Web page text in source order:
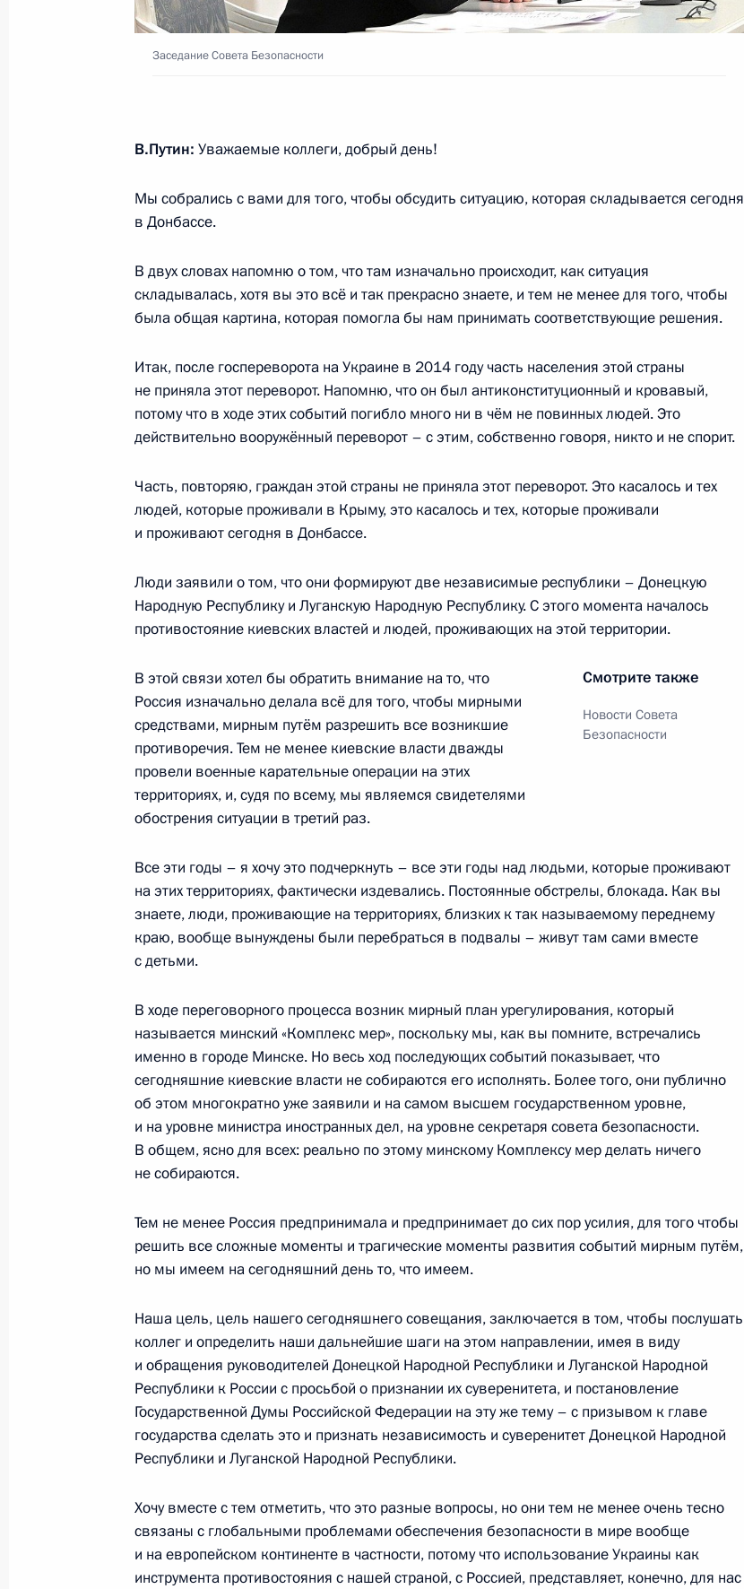
Госпрограммы по оказанию содействия добровольному
переселению соотечественников
Президент подписал указы о назначении членов Правительства
14 мая 2024 года, 21:25
Расширенное заседание коллегии МВД
2 апреля 2024 года, 15:00
Заседание Межведомственной комиссии по реализации
Госпрограммы по оказанию содействия переселению
15 декабря 2023 года, 18:00
Заседание Президиума Госсовета по вопросам развития
общественного транспорта
17 августа 2023 года, 21:10
Заседание Межведомственной комиссии по реализации
Госпрограммы по оказанию содействия переселению
соотечественников
26 мая 2023 года, 19:00
Совещание с постоянными членами Совета Безопасности
21 апреля 2023 года, 13:50
20 марта 2023 года, 14:40
Заседание Совета Безопасности
21 февраля 2022 года, 18:30
17 февраля 2022 года, 14:05
Расширенное заседание коллегии МВД России
3 марта 2021 года, 14:15
Заседание коллегии МВД России
26 февраля 2020 года, 14:45
Антон Вайно провёл заседание президиума Совета
по противодействию коррупции
Заседание Совета Безопасности
В.Путин: Уважаемые коллеги, добрый день!
Мы собрались с вами для того, чтобы обсудить ситуацию, которая складывается сегодня
в Донбассе.
В двух словах напомню о том, что там изначально происходит, как ситуация
складывалась, хотя вы это всё и так прекрасно знаете, и тем не менее для того, чтобы
была общая картина, которая помогла бы нам принимать соответствующие решения.
Итак, после госпереворота на Украине в 2014 году часть населения этой страны
не приняла этот переворот. Напомню, что он был антиконституционный и кровавый,
потому что в ходе этих событий погибло много ни в чём не повинных людей. Это
действительно вооружённый переворот – с этим, собственно говоря, никто и не спорит.
Часть, повторяю, граждан этой страны не приняла этот переворот. Это касалось и тех
людей, которые проживали в Крыму, это касалось и тех, которые проживали
и проживают сегодня в Донбассе.
Люди заявили о том, что они формируют две независимые республики – Донецкую
Народную Республику и Луганскую Народную Республику. С этого момента началось
противостояние киевских властей и людей, проживающих на этой территории.
Смотрите также
Новости Совета
Безопасности
В этой связи хотел бы обратить внимание на то, что
Россия изначально делала всё для того, чтобы мирными
средствами, мирным путём разрешить все возникшие
противоречия. Тем не менее киевские власти дважды
провели военные карательные операции на этих
территориях, и, судя по всему, мы являемся свидетелями
обострения ситуации в третий раз.
Все эти годы – я хочу это подчеркнуть – все эти годы над людьми, которые проживают
на этих территориях, фактически издевались. Постоянные обстрелы, блокада. Как вы
знаете, люди, проживающие на территориях, близких к так называемому переднему
краю, вообще вынуждены были перебраться в подвалы – живут там сами вместе
с детьми.
В ходе переговорного процесса возник мирный план урегулирования, который
называется минский «Комплекс мер», поскольку мы, как вы помните, встречались
именно в городе Минске. Но весь ход последующих событий показывает, что
сегодняшние киевские власти не собираются его исполнять. Более того, они публично
об этом многократно уже заявили и на самом высшем государственном уровне,
и на уровне министра иностранных дел, на уровне секретаря совета безопасности.
В общем, ясно для всех: реально по этому минскому Комплексу мер делать ничего
не собираются.
Тем не менее Россия предпринимала и предпринимает до сих пор усилия, для того чтобы
решить все сложные моменты и трагические моменты развития событий мирным путём,
но мы имеем на сегодняшний день то, что имеем.
Наша цель, цель нашего сегодняшнего совещания, заключается в том, чтобы послушать
коллег и определить наши дальнейшие шаги на этом направлении, имея в виду
и обращения руководителей Донецкой Народной Республики и Луганской Народной
Республики к России с просьбой о признании их суверенитета, и постановление
Государственной Думы Российской Федерации на эту же тему – с призывом к главе
государства сделать это и признать независимость и суверенитет Донецкой Народной
Республики и Луганской Народной Республики.
Хочу вместе с тем отметить, что это разные вопросы, но они тем не менее очень тесно
связаны с глобальными проблемами обеспечения безопасности в мире вообще
и на европейском континенте в частности, потому что использование Украины как
инструмента противостояния с нашей страной, с Россией, представляет, конечно, для нас